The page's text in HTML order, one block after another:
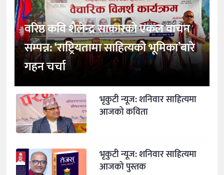
वरिष्ठ कवि शैलेन्द्र साकारको एकल वाचन
सम्पन्न: ‘राष्ट्रियतामा साहित्यको भूमिका’बारे
गहन चर्चा
भृकुटी न्यूज: शनिवार साहित्यमा
आजको कविता
भृकुटी न्यूज: शनिवार साहित्यमा
आजको पुस्तक